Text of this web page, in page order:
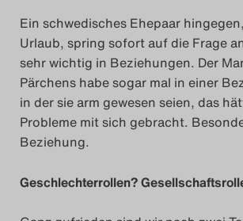
Ein schwedisches Ehepaar
Urlaub, spring sofort auf die Frage
sehr wichtig in Beziehungen. Der
Pärchens habe sogar mal in einer
in der sie arm gewesen seien, das
Probleme mit sich gebracht.
Beziehung.
Geschlechterrollen?